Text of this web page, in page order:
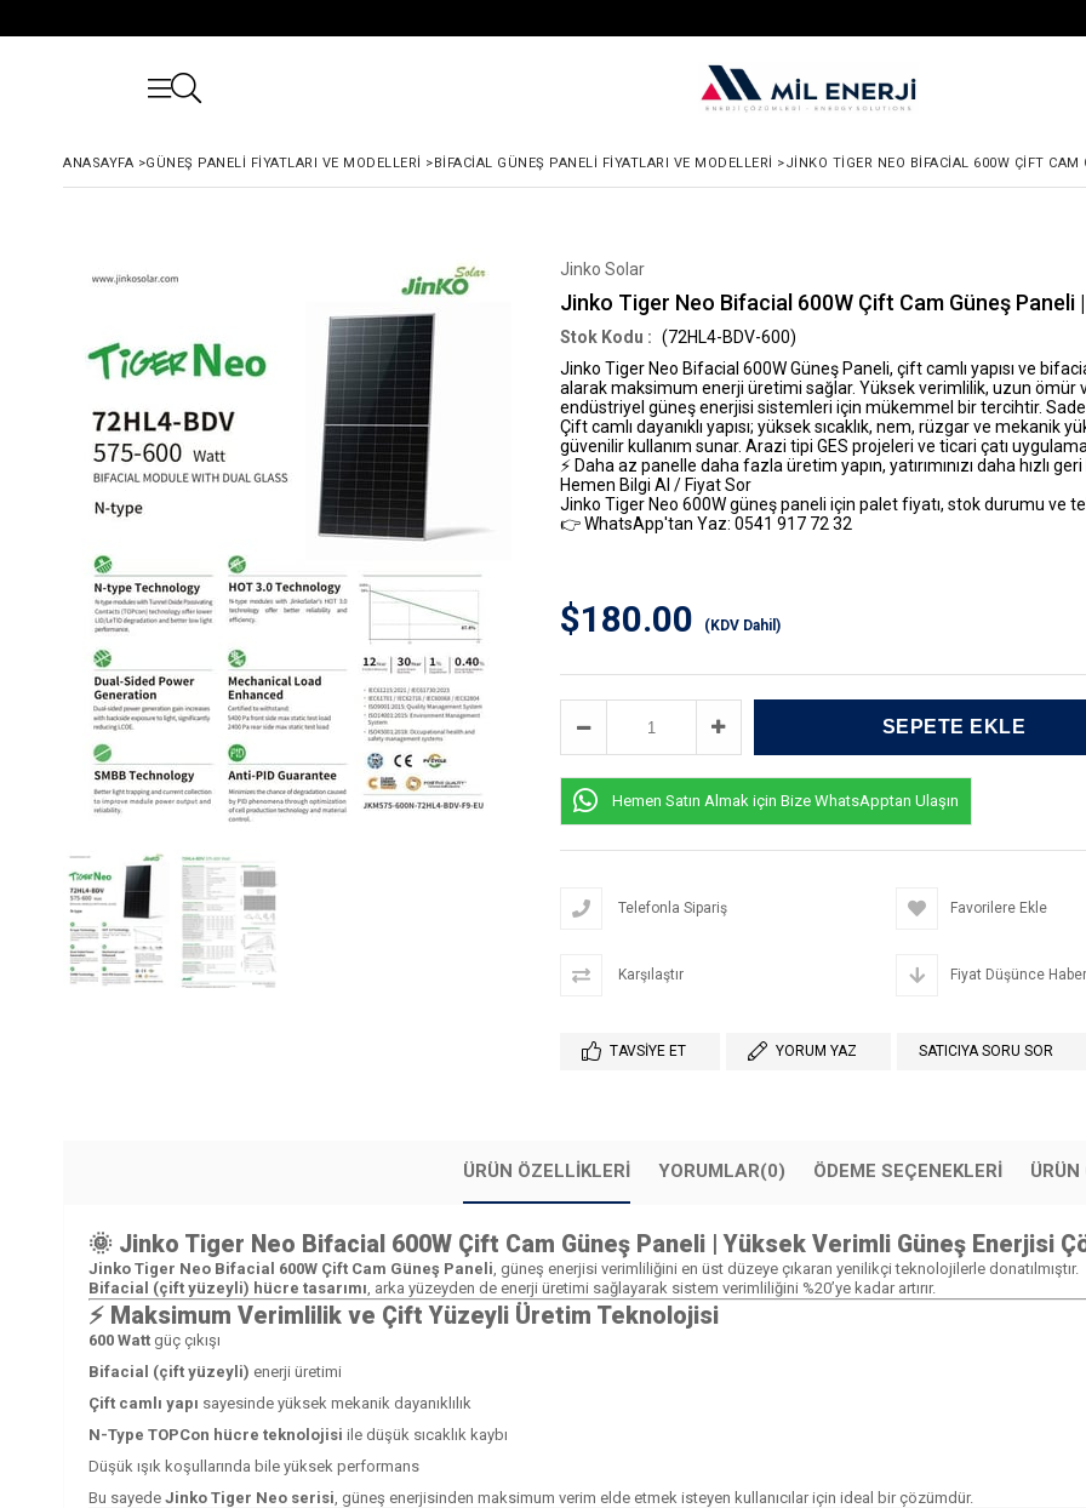
ANASAYFA >GÜNEŞ PANELI FIYATLARI VE MODELLERI >BIFACIAL GÜNEŞ PANELI FIYATLARI VE MODELLERI >JINKO TIGER NEO BIFACIAL 600W ÇIFT
Jinko Solar
Jinko Tiger Neo Bifacial 600W Çift Cam Güneş Paneli
(72HL4-BDV-600)
Jinko Tiger Neo Bifacial 600W Güneş Paneli, çift camlı yapısı ve
alarak maksimum enerji üretimi sağlar. Yüksek verimlilik, uzun ömür
endüstriyel güneş enerjisi sistemleri için mükemmel bir tercihtir.
Çift camlı dayanıklı yapısı; yüksek sıcaklık, nem, rüzgar ve
güvenilir kullanım sunar. Arazi tipi GES projeleri ve ticari çatı
⚡ Daha az panelle daha fazla üretim yapın, yatırımınızı daha hızlı geri
Hemen Bilgi Al / Fiyat Sor
Jinko Tiger Neo 600W güneş paneli için palet fiyatı, stok durumu ve
👉 WhatsApp'tan Yaz: 0541 917 72 32
$180.00 (KDV Dahil)
Hemen Satın Almak için Bize WhatsApptan Ulaşın
Telefonla Sipariş Favorilere Ekle
Karşılaştır Fiyat Düşünce
TAVSIYE ET YORUM YAZ SATICIYA SORU SOR
ÜRÜN ÖZELLIKLERI YORUMLAR(0) ÖDEME SEÇENEKLERI ÜRÜN
🌞 Jinko Tiger Neo Bifacial 600W Çift Cam Güneş Paneli | Yüksek Verimli Güneş Enerjisi
Jinko Tiger Neo Bifacial 600W Çift Cam Güneş Paneli, güneş enerjisi verimliliğini en üst düzeye çıkaran yenilikçi teknolojilerle donatılmıştır.
Bifacial (çift yüzeyli) hücre tasarımı, arka yüzeyden de enerji üretimi sağlayarak sistem verimliliğini %20’ye kadar artırır.
⚡ Maksimum Verimlilik ve Çift Yüzeyli Üretim Teknolojisi
600 Watt güç çıkışı
Bifacial (çift yüzeyli) enerji üretimi
Çift camlı yapı sayesinde yüksek mekanik dayanıklılık
N-Type TOPCon hücre teknolojisi ile düşük sıcaklık kaybı
Düşük ışık koşullarında bile yüksek performans
Bu sayede Jinko Tiger Neo serisi, güneş enerjisinden maksimum verim elde etmek isteyen kullanıcılar için ideal bir çözümdür.